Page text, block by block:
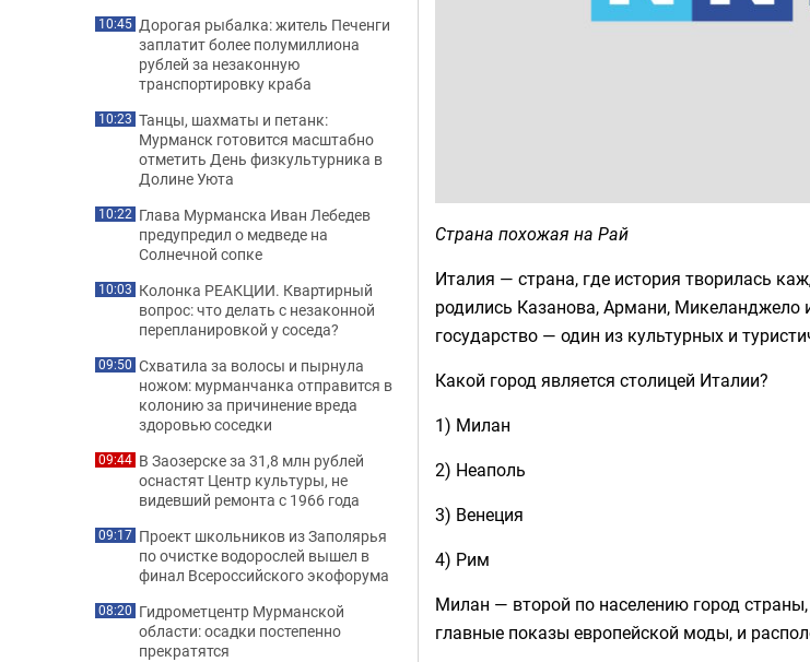
Страна похожая на Рай
Италия — страна, где история творилась
родились Казанова, Армани, Микеланджело
государство — один из культурных и
Какой город является столицей Италии?
1) Милан
2) Неаполь
3) Венеция
4) Рим
Милан — второй по населению город
главные показы европейской моды, и
10:45 Дорогая рыбалка: житель Печенги
заплатит более полумиллиона
рублей за незаконную
транспортировку краба
10:23 Танцы, шахматы и петанк:
Мурманск готовится масштабно
отметить День физкультурника в
Долине Уюта
10:22 Глава Мурманска Иван Лебедев
предупредил о медведе на
Солнечной сопке
10:03 Колонка РЕАКЦИИ. Квартирный
вопрос: что делать с незаконной
перепланировкой у соседа?
09:50 Схватила за волосы и пырнула
ножом: мурманчанка отправится в
колонию за причинение вреда
здоровью соседки
09:44 В Заозерске за 31,8 млн рублей
оснастят Центр культуры, не
видевший ремонта с 1966 года
09:17 Проект школьников из Заполярья
по очистке водорослей вышел в
финал Всероссийского экофорума
08:20 Гидрометцентр Мурманской
области: осадки постепенно
прекратятся